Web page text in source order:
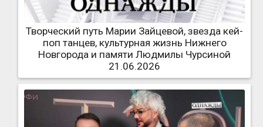
Творческий путь Марии Зайцевой, звезда кей-
поп танцев, культурная жизнь Нижнего
Новгорода и памяти Людмилы Чурсиной
21.06.2026